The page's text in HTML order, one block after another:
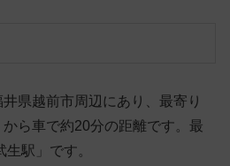
県越前市周辺にあり、最寄り
ら車で約20分の距離です。最
駅」です。